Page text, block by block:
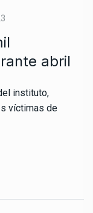
abril
instituto,
víctimas de